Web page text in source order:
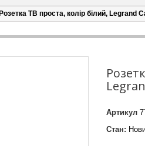
Розетка ТВ проста, колір білий, Legrand
Артикул
Стан: